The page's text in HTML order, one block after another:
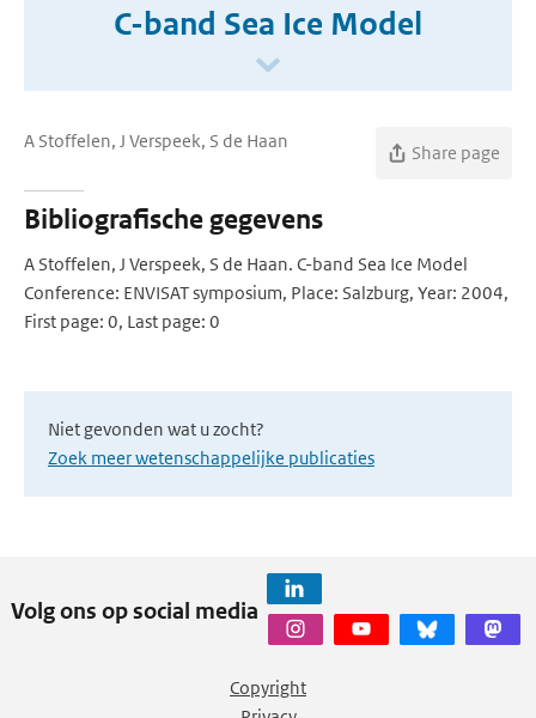
C-band Sea Ice Model
A Stoffelen, J Verspeek, S de Haan
Share page
Bibliografische gegevens
A Stoffelen, J Verspeek, S de Haan. C-band Sea Ice Model
Conference: ENVISAT symposium, Place: Salzburg, Year: 2004,
First page: 0, Last page: 0
Niet gevonden wat u zocht?
Zoek meer wetenschappelijke publicaties
Volg ons op social media
Copyright